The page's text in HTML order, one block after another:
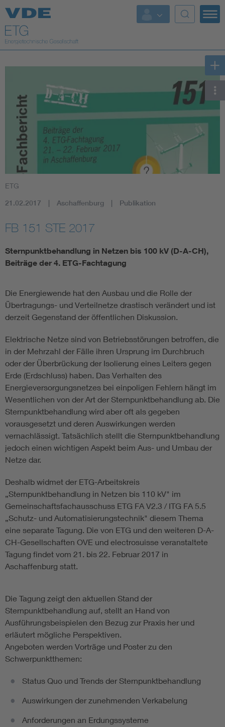
Top Themen
Fokusthemen
AI & Digital Trust
Health
Mobility
Energy grids
Energy storage
Kompetenzzentrum Smart Grid
ETG
21.02.2017 Aschaffenburg Publikation
FB 151 STE 2017
Sternpunktbehandlung in Netzen bis 100 kV (D-A-CH),
Beiträge der 4. ETG-Fachtagung
Die Energiewende hat den Ausbau und die Rolle der
Übertragungs- und Verteilnetze drastisch verändert und ist
derzeit Gegenstand der öffentlichen Diskussion.
Elektrische Netze sind von Betriebsstörungen betroffen, die
in der Mehrzahl der Fälle ihren Ursprung im Durchbruch
oder der Überbrückung der Isolierung eines Leiters gegen
Erde (Erdschluss) haben. Das Verhalten des
Energieversorgungsnetzes bei einpoligen Fehlern hängt im
Wesentlichen von der Art der Sternpunktbehandlung ab. Die
Sternpunktbehandlung wird aber oft als gegeben
vorausgesetzt und deren Auswirkungen werden
vernachlässigt. Tatsächlich stellt die Sternpunktbehandlung
jedoch einen wichtigen Aspekt beim Aus- und Umbau der
Netze dar.
Deshalb widmet der ETG-Arbeitskreis
„Sternpunktbehandlung in Netzen bis 110 kV" im
Gemeinschaftsfachausschuss ETG FA V2.3 / ITG FA 5.5
„Schutz- und Automatisierungstechnik" diesem Thema
eine separate Tagung. Die von ETG und den weiteren D-A-
CH-Gesellschaften OVE und electrosuisse veranstaltete
Tagung findet vom 21. bis 22. Februar 2017 in
Aschaffenburg statt.
Die Tagung zeigt den aktuellen Stand der
Sternpunktbehandlung auf, stellt an Hand von
Ausführungsbeispielen den Bezug zur Praxis her und
erläutert mögliche Perspektiven.
Angeboten werden Vorträge und Poster zu den
Schwerpunktthemen:
Status Quo und Trends der Sternpunktbehandlung
Auswirkungen der zunehmenden Verkabelung
Anforderungen an Erdungssysteme